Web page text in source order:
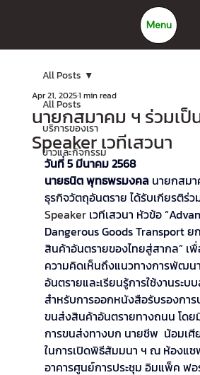
Menu
All Posts
บริการของเรา
ข่าวและกิจกรรม
All Posts
นายกสมาคม ฯ ร่วมเป็
Speaker เวทีเสวนา
Apr 21, 20251 min read
วันที่ 5 มีนาคม 2568
นายธนิต พุทธพรมงคล นายกสม
ธุรกิจวัตถุอันตราย ได้รับเกียรติร่ว
Speaker เวทีเสวนา หัวข้อ
Dangerous Goods Transport ย
สินค้าอันตรายของไทยสู่สากล” เ
ความคิดเห็นถึงแนวทางการพัฒน
อันตรายและเรียนรู้การใช้งานระบ
สำหรับการออกหนังสือรับรองการ
ขนส่งสินค้าอันตรายทางถนน โด
การขนส่งทางบก นายชีพ  น้อมเศี
ในการเปิดพิธีสัมมนา ฯ ณ ห้องแซ
อาคารศูนย์การประชุม อิมแพ็ค ฟ